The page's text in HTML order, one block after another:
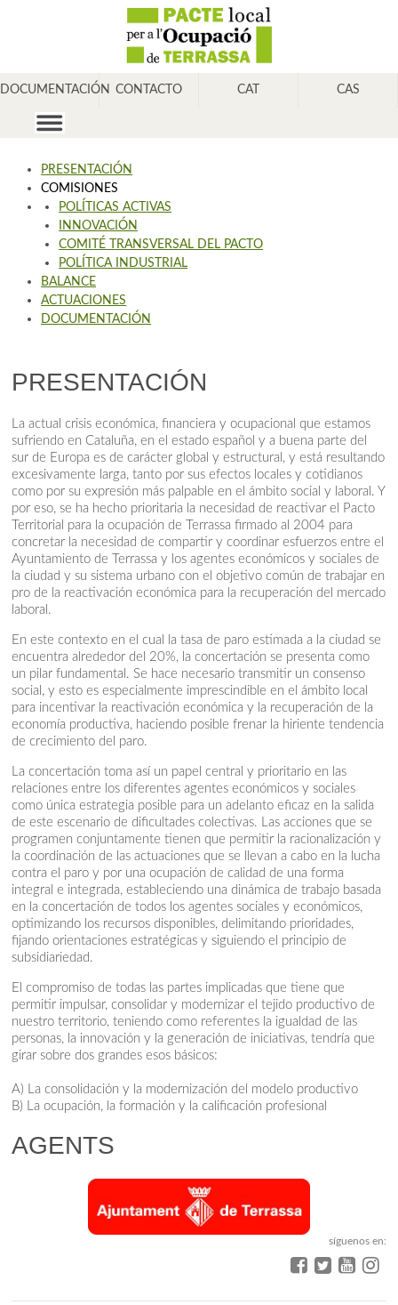
DOCUMENTACIÓN CONTACTO CAT CAS
PRESENTACIÓN
COMISIONES
POLÍTICAS ACTIVAS
INNOVACIÓN
COMITÉ TRANSVERSAL DEL PACTO
POLÍTICA INDUSTRIAL
BALANCE
ACTUACIONES
DOCUMENTACIÓN
PRESENTACIÓN
La actual crisis económica, financiera y ocupacional que estamos
sufriendo en Cataluña, en el estado español y a buena parte del
sur de Europa es de carácter global y estructural, y está resultando
excesivamente larga, tanto por sus efectos locales y cotidianos
como por su expresión más palpable en el ámbito social y laboral. Y
por eso, se ha hecho prioritaria la necesidad de reactivar el Pacto
Territorial para la ocupación de Terrassa firmado al 2004 para
concretar la necesidad de compartir y coordinar esfuerzos entre el
Ayuntamiento de Terrassa y los agentes económicos y sociales de
la ciudad y su sistema urbano con el objetivo común de trabajar en
pro de la reactivación económica para la recuperación del mercado
laboral.
En este contexto en el cual la tasa de paro estimada a la ciudad se
encuentra alrededor del 20%, la concertación se presenta como
un pilar fundamental. Se hace necesario transmitir un consenso
social, y esto es especialmente imprescindible en el ámbito local
para incentivar la reactivación económica y la recuperación de la
economía productiva, haciendo posible frenar la hiriente tendencia
de crecimiento del paro.
La concertación toma así un papel central y prioritario en las
relaciones entre los diferentes agentes económicos y sociales
como única estrategia posible para un adelanto eficaz en la salida
de este escenario de dificultades colectivas. Las acciones que se
programen conjuntamente tienen que permitir la racionalización y
la coordinación de las actuaciones que se llevan a cabo en la lucha
contra el paro y por una ocupación de calidad de una forma
integral e integrada, estableciendo una dinámica de trabajo basada
en la concertación de todos los agentes sociales y económicos,
optimizando los recursos disponibles, delimitando prioridades,
fijando orientaciones estratégicas y siguiendo el principio de
subsidiariedad.
El compromiso de todas las partes implicadas que tiene que
permitir impulsar, consolidar y modernizar el tejido productivo de
nuestro territorio, teniendo como referentes la igualdad de las
personas, la innovación y la generación de iniciativas, tendría que
girar sobre dos grandes esos básicos:
A) La consolidación y la modernización del modelo productivo
B) La ocupación, la formación y la calificación profesional
AGENTS
síguenos en: